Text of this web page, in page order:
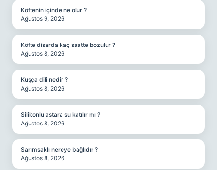
Köftenin içinde ne olur ?
Ağustos 9, 2026
Köfte disarda kaç saatte bozulur ?
Ağustos 8, 2026
Kuşça dili nedir ?
Ağustos 8, 2026
Silikonlu astara su katılır mı ?
Ağustos 8, 2026
Sarımsaklı nereye bağlıdır ?
Ağustos 8, 2026